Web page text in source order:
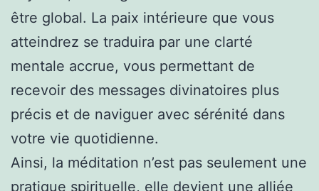
être global. La paix intérieure que vous
atteindrez se traduira par une clarté
mentale accrue, vous permettant de
recevoir des messages divinatoires plus
précis et de naviguer avec sérénité dans
votre vie quotidienne.
Ainsi, la méditation n’est pas seulement une
pratique spirituelle, elle devient une alliée